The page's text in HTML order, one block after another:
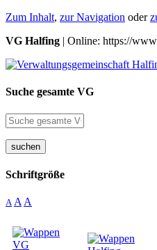
Zum Inhalt, zur Navigation oder
VG Halfing | Online: https://
Suche gesamte VG
suchen
Schriftgröße
A A A